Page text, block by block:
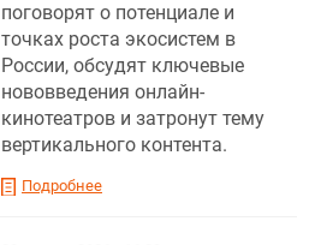
поговорят о потенциале и
точках роста экосистем в
России, обсудят ключевые
нововведения онлайн-
кинотеатров и затронут тему
вертикального контента.
Подробнее